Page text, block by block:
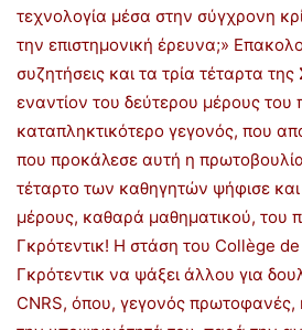
τεχνολογία μέσα στην σύγχρονη
την επιστημονική έρευνα;»
συζητήσεις και τα τρία τέταρτα
εναντίον του δεύτερου μέρους του
καταπληκτικότερο γεγονός, που
που προκάλεσε αυτή η
τέταρτο των καθηγητών ψήφισε
μέρους, καθαρά μαθηματικού, του
Γκρότεντικ! Η στάση του Collège
Γκρότεντικ να ψάξει άλλου για
CNRS, όπου, γεγονός πρωτοφανές,